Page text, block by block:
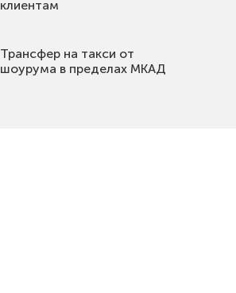
клиентам
Трансфер на такси от
шоурума в пределах МКАД